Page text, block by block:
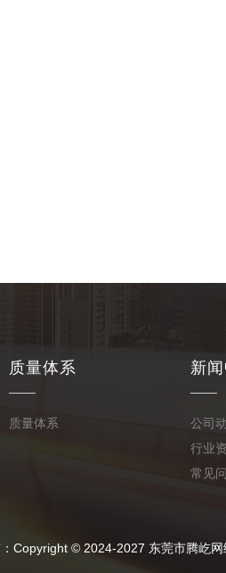
质量体系
质量体系
新
公司
行业
常见
© 2024-2027 东莞市腾屹网络